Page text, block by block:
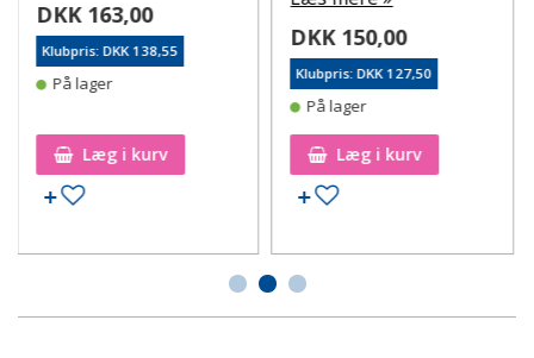
DKK 163,00
Klubpris: DKK 138,55
På lager
Læg i kurv
Tilføj til ønskeseddel
DKK 150,00
Klubpris: DKK 127,50
På lager
Læg i kurv
Tilføj til ønskeseddel